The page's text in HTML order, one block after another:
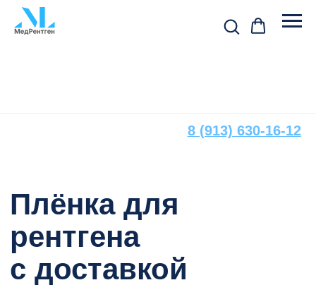
с доставкой
по России: на что
обратить внимание
при заказе
обратиться к нашим специалистам